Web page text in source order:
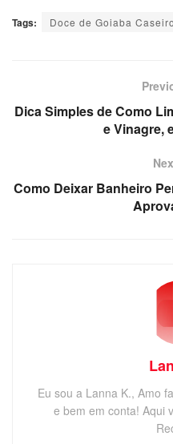
Tags: Doce de Goiaba Caseiro
Dica Simples de Como
e Vinagre,
Como Deixar Banheiro
Eu sou a Lanna K., Amo
e bem em conta! Aqui